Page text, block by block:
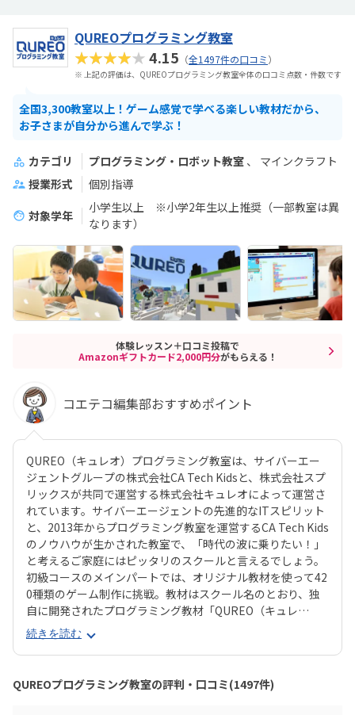
QUREOプログラミング教室
★★★★★4.15 （全1497件の口コミ）
※ 上記の評価は、QUREOプログラミング教室全体の口コミ点数・件数です
全国3,300教室以上！ゲーム感覚で学べる楽しい教材だから、
お子さまが自分から進んで学ぶ！
カテゴリ プログラミング・ロボット教室
マインクラフト
授業形式
個別指導
対象学年
小学生以上 ※小学2年生以上推奨（一部教室は異
なります）
体験レッスン＋口コミ投稿で
Amazonギフトカード2,000円分がもらえる！
コエテコ編集部おすすめポイント
QUREO（キュレオ）プログラミング教室は、サイバーエー
ジェントグループの株式会社CA Tech Kidsと、株式会社スプ
リックスが共同で運営する株式会社キュレオによって運営さ
れています。サイバーエージェントの先進的なITスピリット
と、2013年からプログラミング教室を運営するCA Tech Kids
のノウハウが生かされた教室で、「時代の波に乗りたい！」
と考えるご家庭にはピッタリのスクールと言えるでしょう。
初級コースのメインパートでは、オリジナル教材を使って42
0種類のゲーム制作に挑戦。教材はスクール名のとおり、独
自に開発されたプログラミング教材「QUREO（キュレ
オ）」です。スマホゲームのような感覚でサクサク進められ
るのに、本格的な内容が学べるのが魅力。子どもにとっても
「やらされている感」がないので、楽しくゲームをクリアし
ていくようなペースでどんどん学習を進めていけます。教材
のデザイン性も高く、実際にスマホゲーム開発で使用されて
続きを読む
QUREOプログラミング教室の評判・口コミ(1497件)